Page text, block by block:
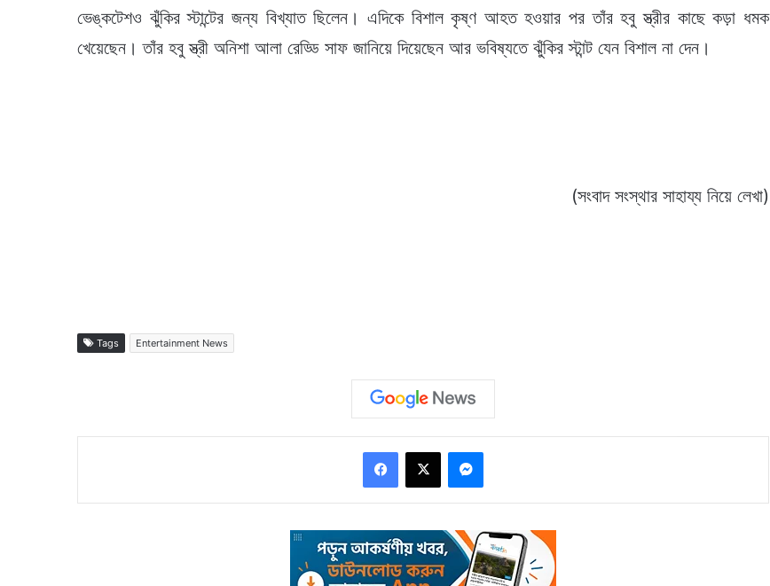
ভেঙ্কটেশও ঝুঁকির স্টান্টের জন্য বিখ্যাত ছিলেন। এদিকে বিশাল কৃষ্ণ আহত হওয়ার পর তাঁর হবু স্ত্রীর কাছে কড়া ধমক
খেয়েছেন। তাঁর হবু স্ত্রী অনিশা আলা রেড্ডি সাফ জানিয়ে দিয়েছেন আর ভবিষ্যতে ঝুঁকির স্টান্ট যেন বিশাল না দেন।
(সংবাদ সংস্থার সাহায্য নিয়ে লেখা)
Tags Entertainment News